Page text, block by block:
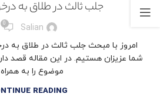
جلب ثالث در طلاق به
Salian
0
امروز با مبحث جلب ثالث در طلاق به
شما عزیزان هستیم. در این مقاله قصد
موضوع را به
READING